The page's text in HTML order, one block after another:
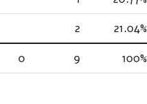
21.04%
2
100%
9
0